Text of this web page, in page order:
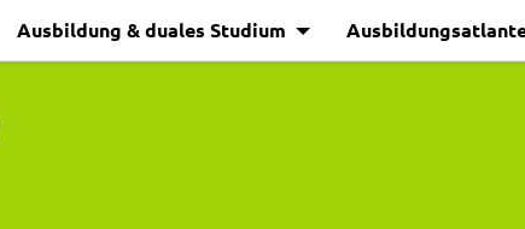
Ausbildung & duales Studium